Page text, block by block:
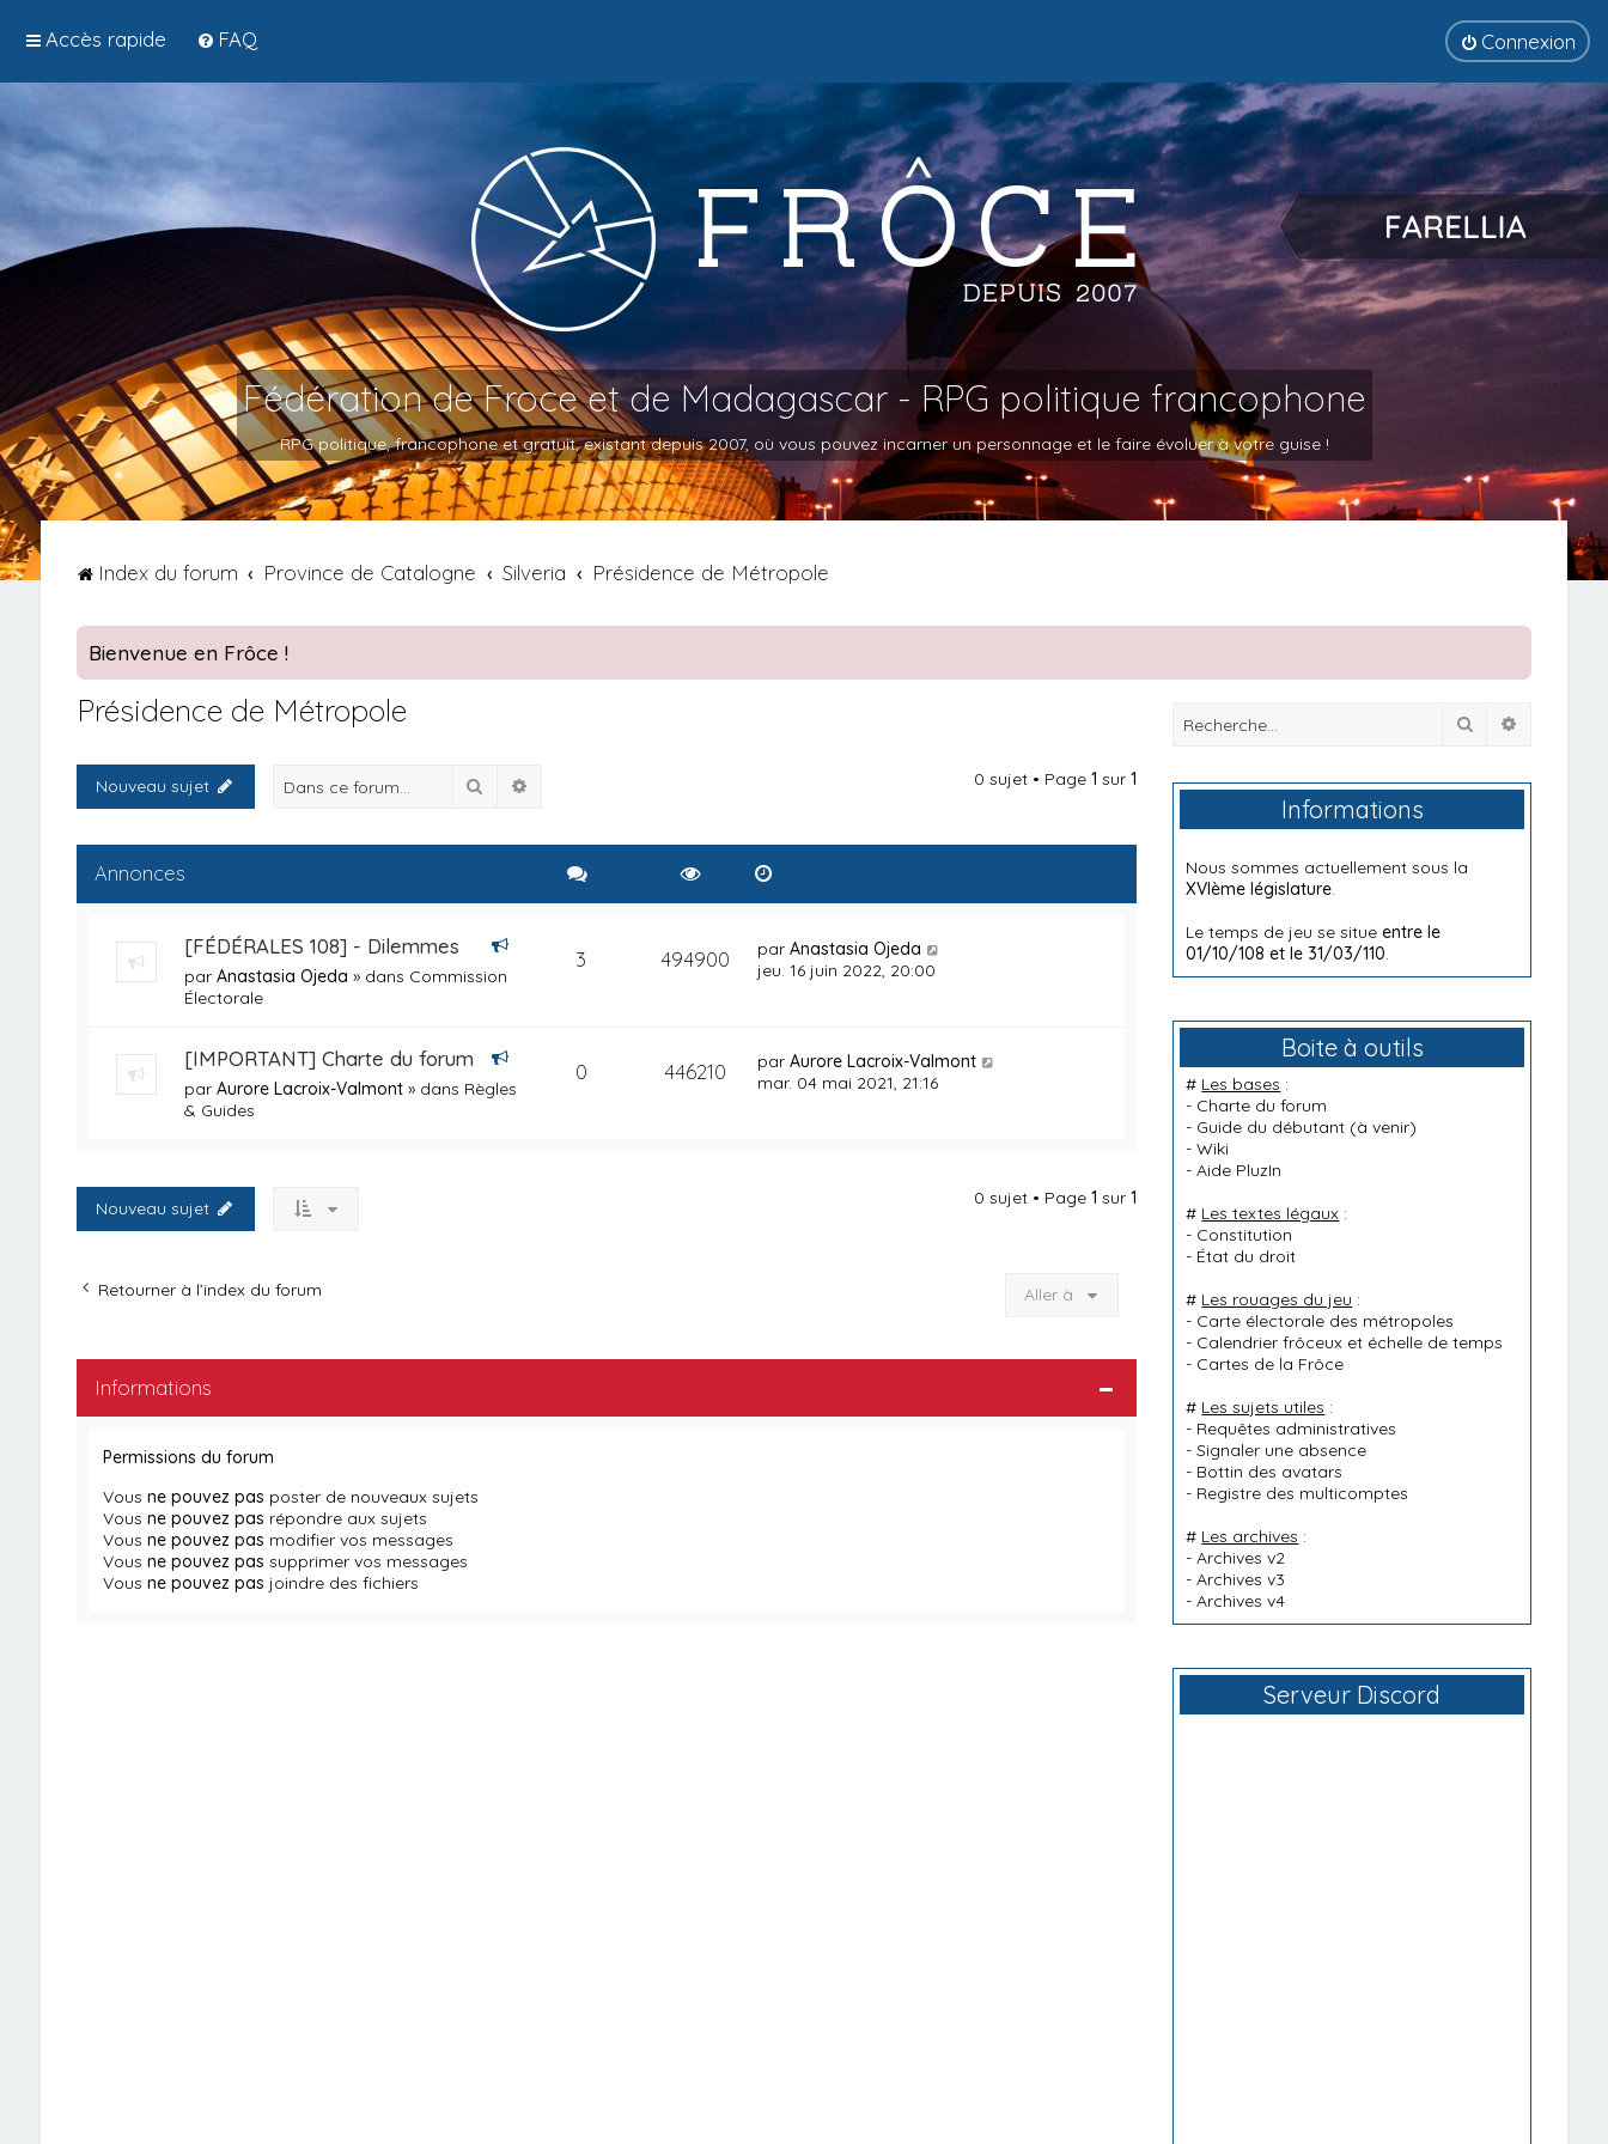
Accès rapide FAQ Connexion
Fédération de Froce et de Madagascar - RPG politique francophone
RPG politique, francophone et gratuit, existant depuis 2007, où vous pouvez incarner un personnage et le faire évoluer à votre guise !
Index du forum Province de Catalogne Silveria Présidence de Métropole
Bienvenue en Frôce !
Présidence de Métropole
Nouveau sujet Rechercher 0 sujet • Page1 sur1
Annonces
[FÉDÉRALES 108] - Dilemmes
par Anastasia Ojeda » dans Commission
Électorale
3 494900 parAnastasia Ojeda
jeu. 16 juin 2022, 20:00
[IMPORTANT] Charte du forum
par Aurore Lacroix-Valmont » dans Règles
& Guides
0 446210 parAurore Lacroix-Valmont
mar. 04 mai 2021, 21:16
Nouveau sujet 0 sujet • Page1 sur1
Retourner à l’index du forum Aller à
Informations
Permissions du forum
Vous ne pouvez pas poster de nouveaux sujets
Vous ne pouvez pas répondre aux sujets
Vous ne pouvez pas modifier vos messages
Vous ne pouvez pas supprimer vos messages
Vous ne pouvez pas joindre des fichiers
Rechercher
Informations
Nous sommes actuellement sous la
XVIème législature.
Le temps de jeu se situeentre le
01/10/108 et le 31/03/110.
Boite à outils
# Les bases :
- Charte du forum
- Guide du débutant (à venir)
-Wiki
-Aide PluzIn
# Les textes légaux :
- Constitution
- État du droit
# Les rouages du jeu :
- Carte électorale des métropoles
- Calendrier frôceux et échelle de temps
- Cartes de la Frôce
# Les sujets utiles :
- Requêtes administratives
-Signaler une absence
- Bottin des avatars
- Registre des multicomptes
# Les archives :
-Archives v2
-Archives v3
-Archives v4
Serveur Discord